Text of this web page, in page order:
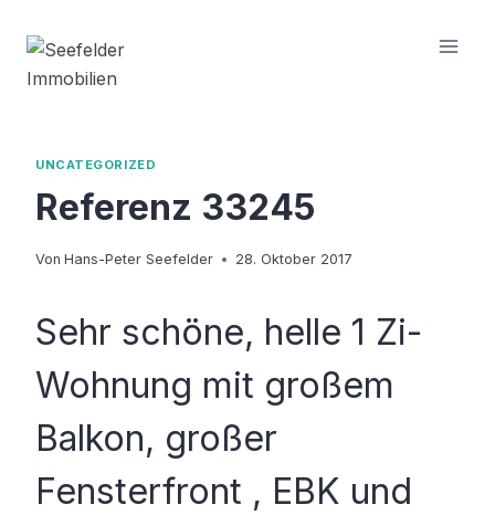
Inhalt
springen
UNCATEGORIZED
Referenz 33245
Von Hans-Peter Seefelder 28. Oktober 2017
Sehr schöne, helle 1 Zi-
Wohnung mit großem
Balkon, großer
Fensterfront , EBK und